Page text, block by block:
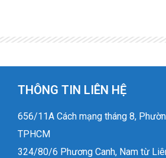
THÔNG TIN LIÊN HỆ
656/11A Cách mạng tháng 8,
TPHCM
324/80/6 Phương Canh, Nam từ